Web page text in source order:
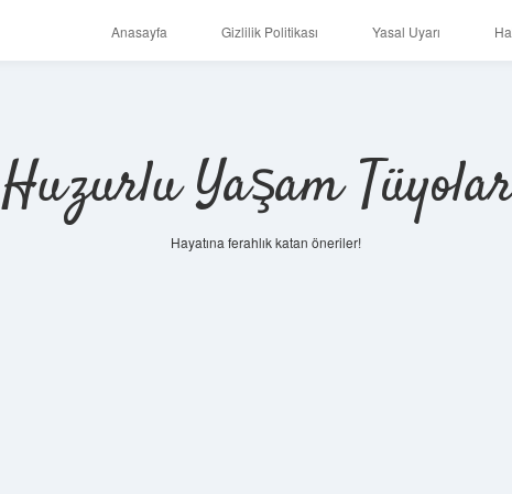
Anasayfa Gizlilik Politikası Yasal Uyarı
Huzurlu Yaşam
Hayatına ferahlık katan öneriler!